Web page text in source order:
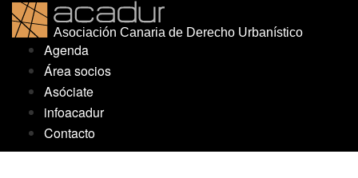
Saltar
contenidoAgenda
Área socios
Asóciate
infoacadur
Contacto